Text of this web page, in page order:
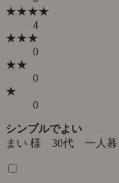
★★★★
4
★★★
0
★★
0
★
0
シンプルでよい
まい 様 30代 一人暮